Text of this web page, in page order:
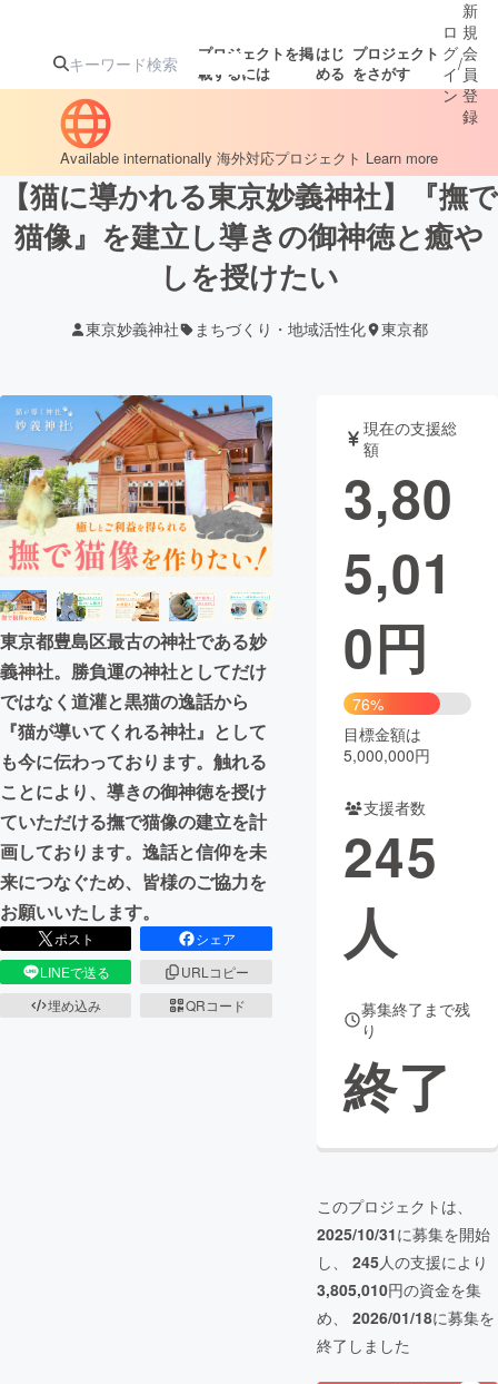
プロジェクトを掲
載するには
はじ
める
プロジェクト
をさがす
人気のプロ
ジェクト
注目のリ
ターン
注目の新着プロ
ジェクト
募集終了が近いプ
ロジェクト
もうすぐ公開
されます
アート・写真
映像・映画 書籍・雑誌
ビジネス・起業 チャレンジ
まちづくり・地域活性化
CAMPFIRE for Social Good
CAMPFIRE Creation
CAMPFIREふるさと納税machi-ya コミュニティ
ロ
グ
イ
ン
/
新
規
会
員
登
録
Available internationally 海外対応プロジェクト Learn more
【猫に導かれる東京妙義神社】『撫で
猫像』を建立し導きの御神徳と癒や
しを授けたい
東京妙義神社 まちづくり・地域活性化 東京都
東京都豊島区最古の神社である妙
義神社。勝負運の神社としてだけ
ではなく道灌と黒猫の逸話から
『猫が導いてくれる神社』として
も今に伝わっております。触れる
ことにより、導きの御神徳を授け
ていただける撫で猫像の建立を計
画しております。逸話と信仰を未
来につなぐため、皆様のご協力を
お願いいたします。
ポスト
シェア
LINEで送る
URLコピー
埋め込み
QRコード
現在の支援総
額
3,80
5,01
0円
76%
目標金額は
5,000,000円
支援者数
245
人
募集終了まで残
り
終了
このプロジェクトは、
2025/10/31に募集を開始
し、 245人の支援により
3,805,010円の資金を集
め、 2026/01/18に募集を
終了しました